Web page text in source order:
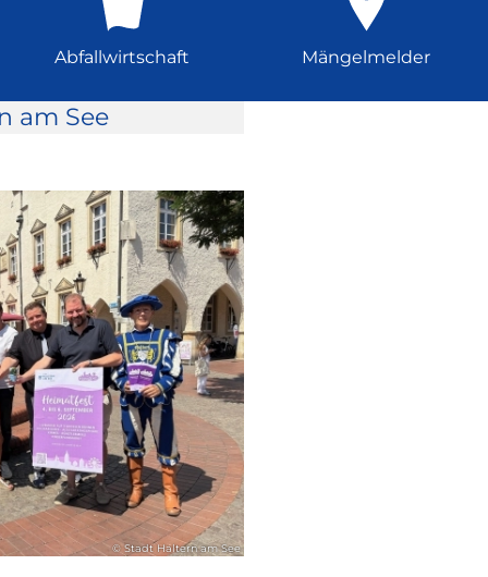
Abfallwirtschaft Mängelmelder
am See
© Stadt Haltern am See